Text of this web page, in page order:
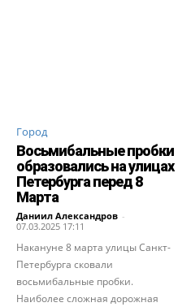
Город
Восьмибальные пробки
образовались на улицах
Петербурга перед 8
Марта
Даниил Александров -
07.03.2025 17:11
Накануне 8 марта улицы Санкт-
Петербурга сковали
восьмибальные пробки.
Наиболее сложная дорожная